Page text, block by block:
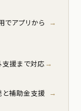
アプリから
援まで対応
と補助金支援